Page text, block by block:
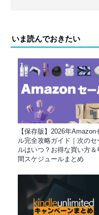
いま読んでおきたい
【保存版】2026年Amazon
ル完全攻略ガイド｜次のセ
ルはいつ？お得な買い方＆
間スケジュールまとめ